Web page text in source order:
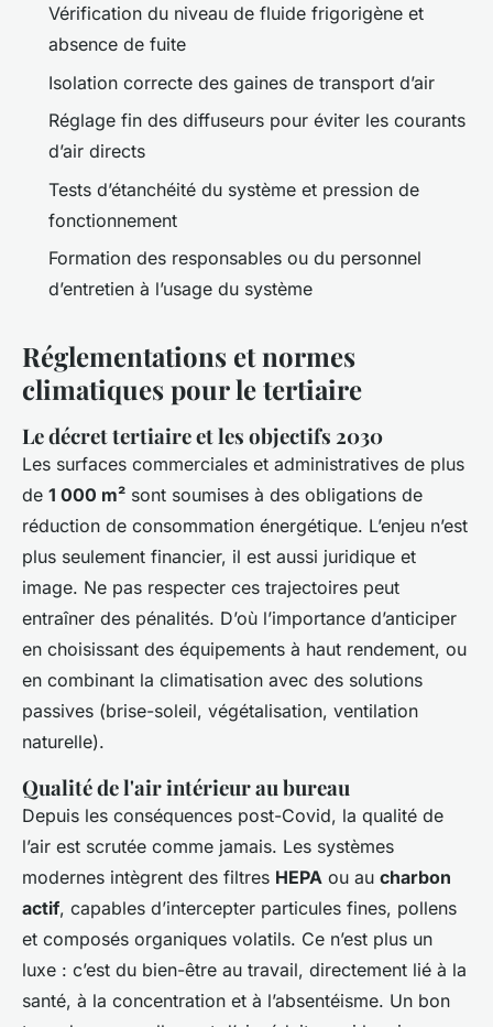
Vérification du niveau de fluide frigorigène et
absence de fuite
Isolation correcte des gaines de transport d’air
Réglage fin des diffuseurs pour éviter les courants
d’air directs
Tests d’étanchéité du système et pression de
fonctionnement
Formation des responsables ou du personnel
d’entretien à l’usage du système
Réglementations et normes
climatiques pour le tertiaire
Le décret tertiaire et les objectifs 2030
Les surfaces commerciales et administratives de plus
de 1 000 m² sont soumises à des obligations de
réduction de consommation énergétique. L’enjeu n’est
plus seulement financier, il est aussi juridique et
image. Ne pas respecter ces trajectoires peut
entraîner des pénalités. D’où l’importance d’anticiper
en choisissant des équipements à haut rendement, ou
en combinant la climatisation avec des solutions
passives (brise-soleil, végétalisation, ventilation
naturelle).
Qualité de l'air intérieur au bureau
Depuis les conséquences post-Covid, la qualité de
l’air est scrutée comme jamais. Les systèmes
modernes intègrent des filtres HEPA ou au charbon
actif, capables d’intercepter particules fines, pollens
et composés organiques volatils. Ce n’est plus un
luxe : c’est du bien-être au travail, directement lié à la
santé, à la concentration et à l’absentéisme. Un bon